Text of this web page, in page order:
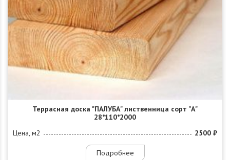
Террасная доска "ПАЛУБА" лиственница сорт "А"
28*110*2000
Цена, м2
2500 ₽
Подробнее